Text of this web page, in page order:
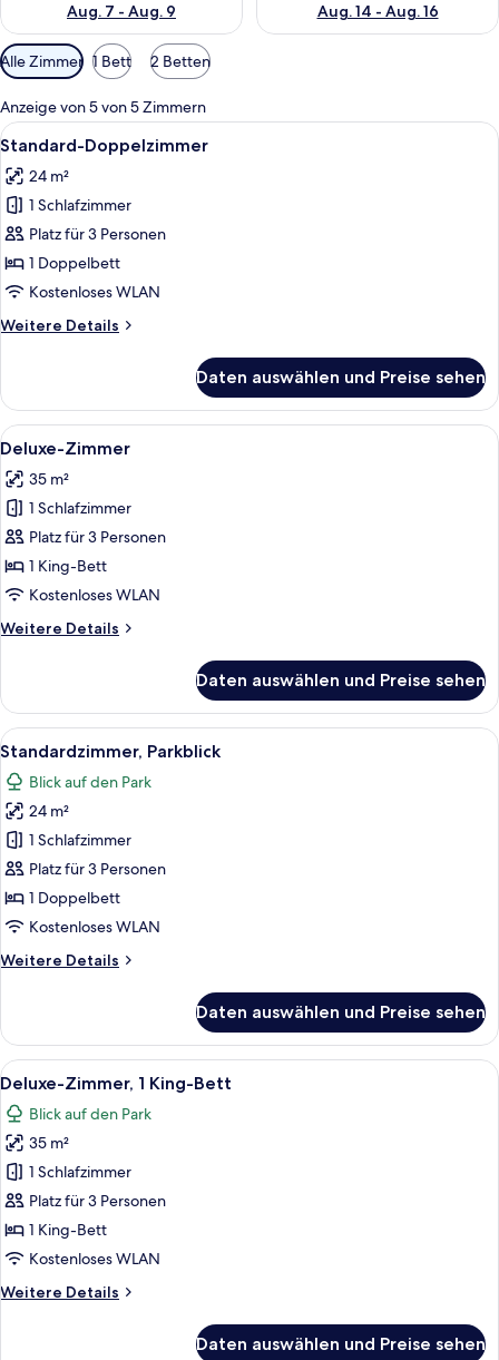
Aug. 7 - Aug. 9
Aug. 14 - Aug. 16
Verfügbare
Filter
für
Zimmer
Alle Zimmer 1 Bett 2 Betten
Anzeige von 5 von 5 Zimmern
Alle
Fotos
für
Standard-
Doppelzimmer
anzeigen
Ein Hotelzimmer mit einem großen
9
Standard-Doppelzimmer
24 m²
1 Schlafzimmer
Platz für 3 Personen
1 Doppelbett
Kostenloses WLAN
Weitere Details
Weitere
Doppelzimmer
Daten auswählen und Preise sehen
Alle
Fotos
für
Deluxe-
Zimmer
anzeigen
Ein Hotelzimmer mit einem großen
18
Deluxe-Zimmer
35 m²
1 Schlafzimmer
Platz für 3 Personen
1 King-Bett
Kostenloses WLAN
Weitere Details
Weitere
Zimmer
Daten auswählen und Preise sehen
Alle
Fotos
für
Standardzimmer,
Parkblick
anzeigen
Ein Hotelzimmer mit einem großen
14
Standardzimmer, Parkblick
Blick auf den Park
24 m²
1 Schlafzimmer
Platz für 3 Personen
1 Doppelbett
Kostenloses WLAN
Weitere Details
Weitere
Parkblick
Daten auswählen und Preise sehen
Alle
Fotos
für
Deluxe-
Zimmer,
1 King-
Bett
anzeigen
Ein Hotelzimmer mit einem großen
13
Deluxe-Zimmer, 1 King-Bett
Blick auf den Park
35 m²
1 Schlafzimmer
Platz für 3 Personen
1 King-Bett
Kostenloses WLAN
Weitere Details
Weitere
Daten auswählen und Preise sehen